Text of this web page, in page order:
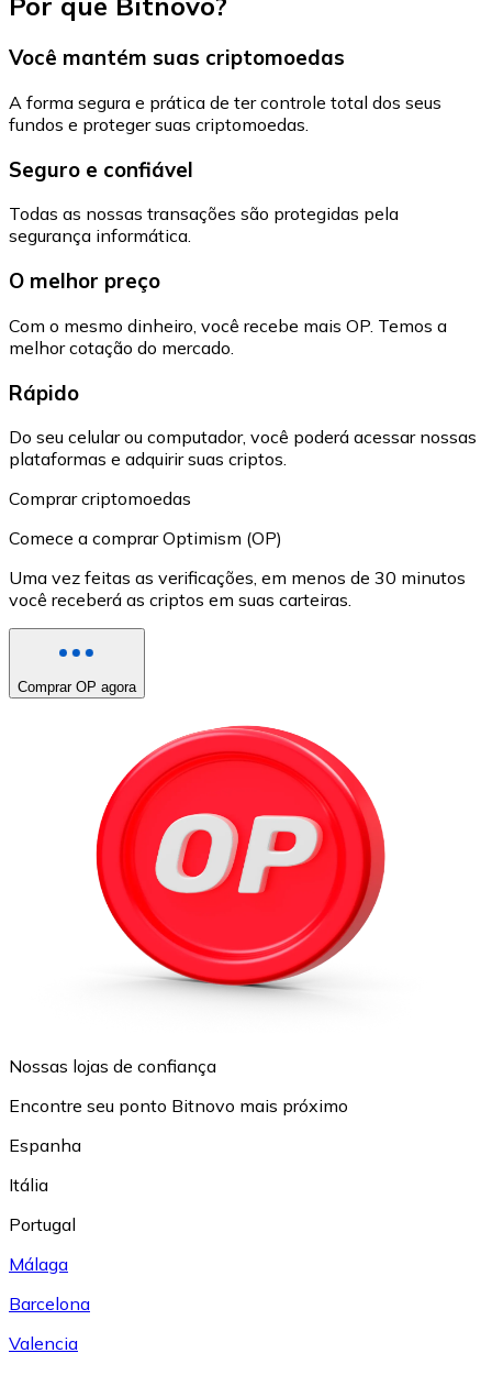
Você mantém suas criptomoedas
A forma segura e prática de ter controle total dos seus
fundos e proteger suas criptomoedas.
Seguro e confiável
Todas as nossas transações são protegidas pela
segurança informática.
O melhor preço
Com o mesmo dinheiro, você recebe mais OP. Temos a
melhor cotação do mercado.
Rápido
Do seu celular ou computador, você poderá acessar nossas
plataformas e adquirir suas criptos.
Comprar criptomoedas
Comece a comprar Optimism (OP)
Uma vez feitas as verificações, em menos de 30 minutos
você receberá as criptos em suas carteiras.
Comprar OP agora
Nossas lojas de confiança
Encontre seu ponto Bitnovo mais próximo
Espanha
Itália
Portugal
Málaga
Barcelona
Valencia